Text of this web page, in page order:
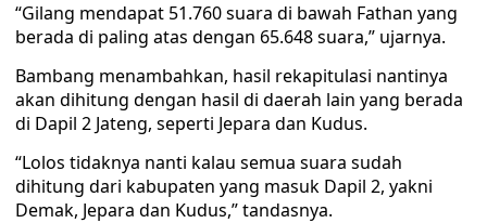
“Gilang mendapat 51.760 suara di bawah Fathan yang
berada di paling atas dengan 65.648 suara,” ujarnya.
Bambang menambahkan, hasil rekapitulasi nantinya
akan dihitung dengan hasil di daerah lain yang berada
di Dapil 2 Jateng, seperti Jepara dan Kudus.
“Lolos tidaknya nanti kalau semua suara sudah
dihitung dari kabupaten yang masuk Dapil 2, yakni
Demak, Jepara dan Kudus,” tandasnya.